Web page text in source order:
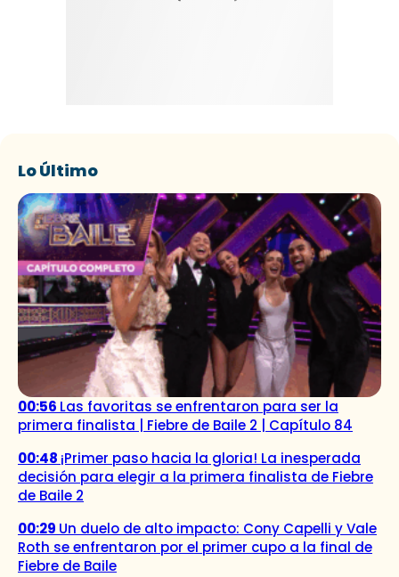
Lo Último
00:56 Las favoritas se enfrentaron para ser la
primera finalista | Fiebre de Baile 2 | Capítulo 84
00:48 ¡Primer paso hacia la gloria! La inesperada
decisión para elegir a la primera finalista de Fiebre
de Baile 2
00:29 Un duelo de alto impacto: Cony Capelli y Vale
Roth se enfrentaron por el primer cupo a la final de
Fiebre de Baile